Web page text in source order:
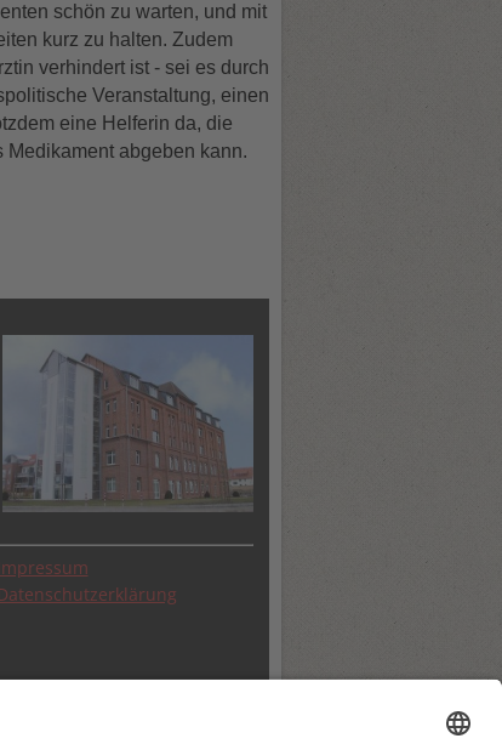
schön zu warten, und mit
kurz zu halten. Zudem
verhindert ist - sei es durch
Veranstaltung, einen
eine Helferin da, die
Medikament abgeben kann.